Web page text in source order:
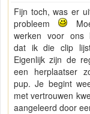
Fijn toch, was er
probleem
werken voor ons
dat ik die clip
Eigenlijk zijn de
een herplaatser
pup. Je begint
met vertrouwen
aangeleerd door